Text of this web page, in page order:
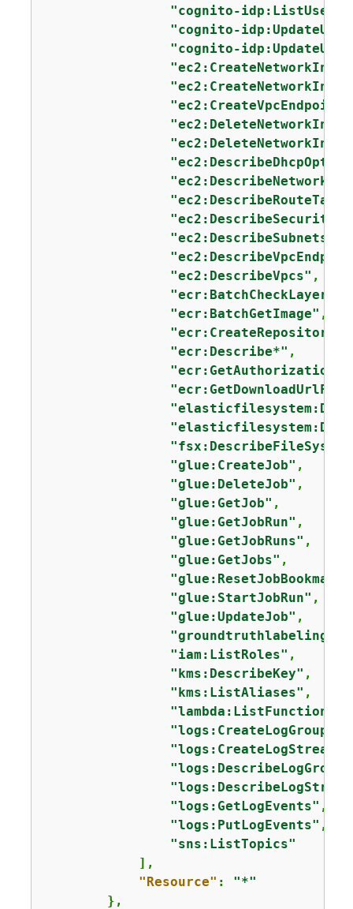
"cognito-
"cognito-
"cognito-
"ec2:CreateVpcEndpoint"
"ec2:DescribeSubnets"
"ec2:DescribeVpcs" ,
"ecr:BatchGetImage" ,
"ecr:CreateRepository"
"ecr:Describe*" ,
"glue:CreateJob" ,
"glue:DeleteJob" ,
"glue:GetJob" ,
"glue:GetJobRun" ,
"glue:GetJobRuns" ,
"glue:GetJobs" ,
"glue:ResetJobBookmark"
"glue:StartJobRun" ,
"glue:UpdateJob" ,
"groundtruthlabeling:*"
"iam:ListRoles" ,
"kms:DescribeKey" ,
"kms:ListAliases" ,
"lambda:ListFunctions"
"logs:CreateLogGroup"
"logs:CreateLogStream"
"logs:GetLogEvents" ,
"logs:PutLogEvents" ,
"sns:ListTopics"
            ],
"Resource" : "*"
        },